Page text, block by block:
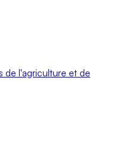
de l'agriculture et de